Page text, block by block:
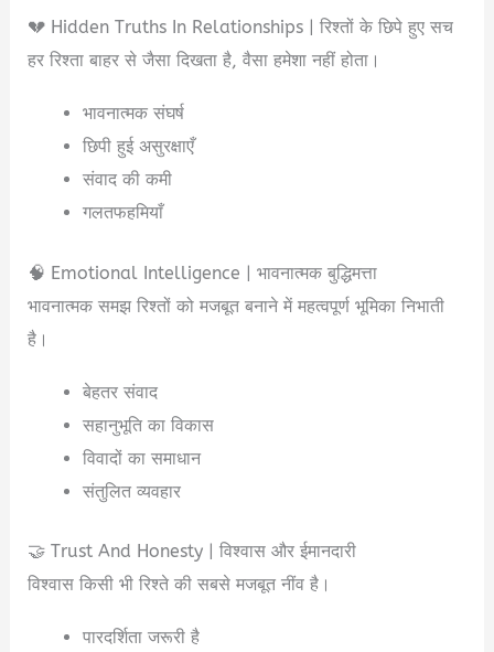
💔 Hidden Truths In Relationships | रिश्तों के छिपे हुए सच
हर रिश्ता बाहर से जैसा दिखता है, वैसा हमेशा नहीं होता।
भावनात्मक संघर्ष
छिपी हुई असुरक्षाएँ
संवाद की कमी
गलतफहमियाँ
🧠 Emotional Intelligence | भावनात्मक बुद्धिमत्ता
भावनात्मक समझ रिश्तों को मजबूत बनाने में महत्वपूर्ण भूमिका निभाती
है।
बेहतर संवाद
सहानुभूति का विकास
विवादों का समाधान
संतुलित व्यवहार
🤝 Trust And Honesty | विश्वास और ईमानदारी
विश्वास किसी भी रिश्ते की सबसे मजबूत नींव है।
पारदर्शिता जरूरी है